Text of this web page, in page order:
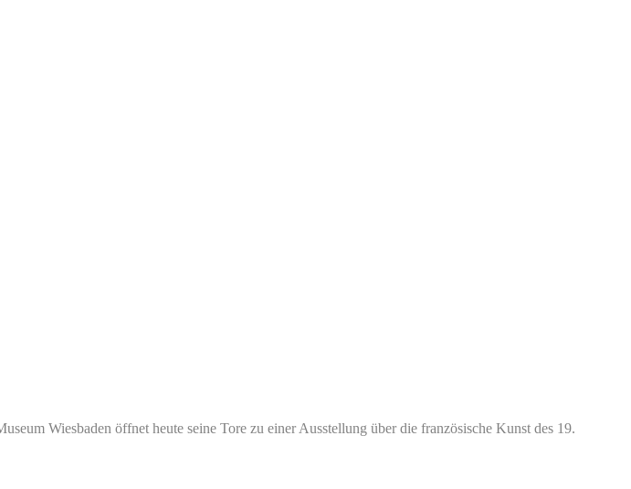
Wiesbaden öffnet heute seine Tore zu einer Ausstellung über die französische Kunst des 19.